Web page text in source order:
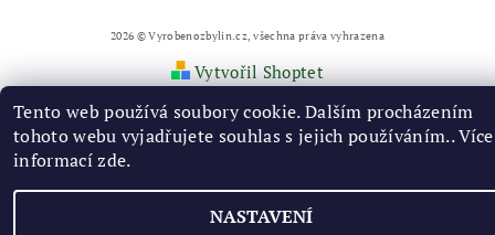
2026 © Vyrobenozbylin.cz, všechna práva vyhrazena
Vytvořil Shoptet
Tento web používá soubory cookie. Dalším procházením
tohoto webu vyjadřujete souhlas s jejich používáním.. Více
informacízde.
NASTAVENÍ